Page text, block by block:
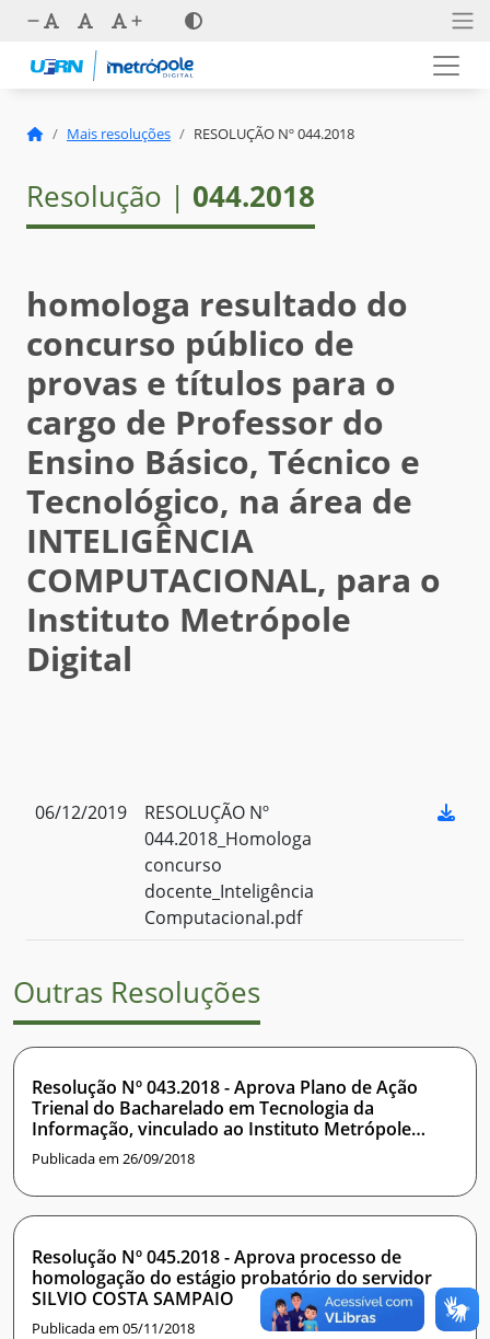
Mais resoluções RESOLUÇÃO Nº 044.2018
Resolução | 044.2018
homologa resultado do
concurso público de
provas e títulos para o
cargo de Professor do
Ensino Básico, Técnico e
Tecnológico, na área de
INTELIGÊNCIA
COMPUTACIONAL, para o
Instituto Metrópole
Digital
06/12/2019
RESOLUÇÃO Nº
044.2018_Homologa
concurso
docente_Inteligência
Computacional.pdf
Outras Resoluções
Resolução Nº 043.2018 - Aprova Plano de Ação
Trienal do Bacharelado em Tecnologia da
Informação, vinculado ao Instituto Metrópole
Digital
Publicada em 26/09/2018
Resolução Nº 045.2018 - Aprova processo de
homologação do estágio probatório do servidor
SILVIO COSTA SAMPAIO
Publicada em 05/11/2018